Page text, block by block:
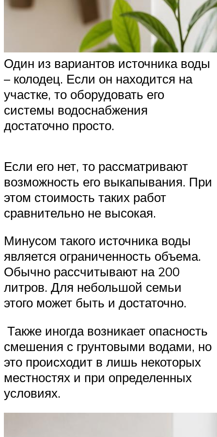
Один из вариантов источника воды
– колодец. Если он находится на
участке, то оборудовать его
системы водоснабжения
достаточно просто.
Если его нет, то рассматривают
возможность его выкапывания. При
этом стоимость таких работ
сравнительно не высокая.
Минусом такого источника воды
является ограниченность объема.
Обычно рассчитывают на 200
литров. Для небольшой семьи
этого может быть и достаточно.
Также иногда возникает опасность
смешения с грунтовыми водами, но
это происходит в лишь некоторых
местностях и при определенных
условиях.